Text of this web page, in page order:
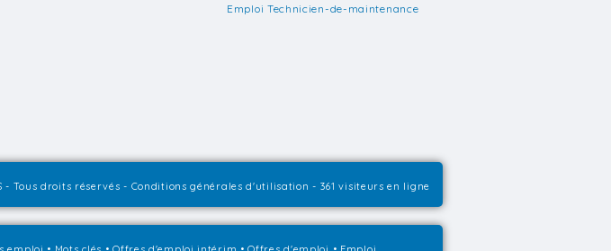
Emploi Technicien-de-maintenance
- Tous droits réservés - Conditions générales d'utilisation - 361 visiteurs en ligne